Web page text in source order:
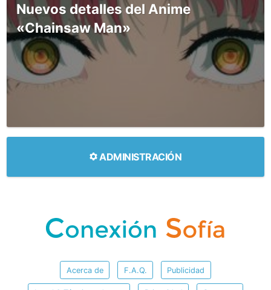
Nuevos detalles del Anime
«Chainsaw Man»
ADMINISTRACIÓN
Acerca de F.A.Q. Publicidad